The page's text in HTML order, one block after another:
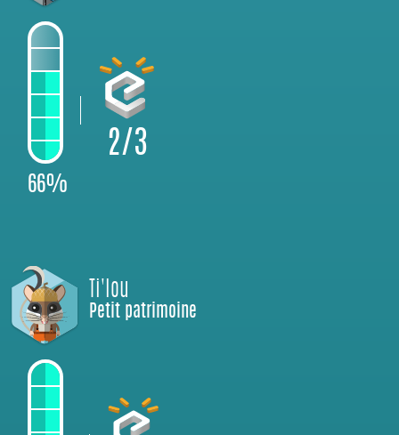
66%
2/3
Ti'lou
Petit patrimoine